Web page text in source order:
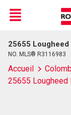
Live
En Direct
Menu
25655 Lougheed
NO. MLS® R3116983
Accueil
25655 Lougheed